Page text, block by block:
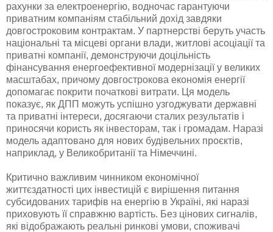
рахунки за електроенергію, водночас гарантуючи
приватним компаніям стабільний дохід завдяки
довгостроковим контрактам. У партнерстві беруть участь
національні та місцеві органи влади, житлові асоціації та
приватні компанії, демонструючи доцільність
фінансування енергоефективної модернізації у великих
масштабах, причому довгострокова економія енергії
допомагає покрити початкові витрати. Ця модель
показує, як ДПП можуть успішно узгоджувати державні
та приватні інтереси, досягаючи сталих результатів і
приносячи користь як інвесторам, так і громадам. Наразі
модель адаптовано для нових будівельних проєктів,
наприклад, у Великобританії та Німеччині.
Критично важливим чинником економічної
життєздатності цих інвестицій є вирішення питання
субсидованих тарифів на енергію в Україні, які наразі
приховують її справжню вартість. Без цінових сигналів,
які відображають реальні ринкові умови, споживачі